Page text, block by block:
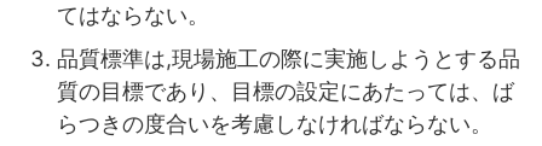
てはならない。
品質標準は,現場施工の際に実施しようとする品
質の目標であり、目標の設定にあたっては、ば
らつきの度合いを考慮しなければならない。